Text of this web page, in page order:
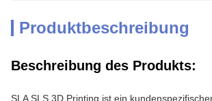
Produktbeschreibung
Beschreibung des Produkts:
SLA SLS 3D Printing ist ein